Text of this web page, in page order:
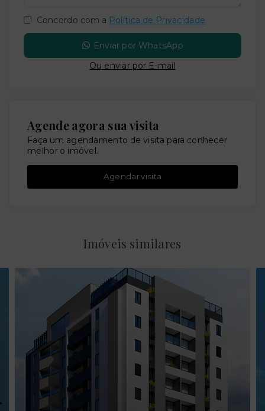
Concordo com a Política de Privacidade
Enviar por WhatsApp
Ou enviar por E-mail
Agende agora sua visita
Faça um agendamento de visita para conhecer
melhor o imóvel.
Agendar visita
Imóveis similares